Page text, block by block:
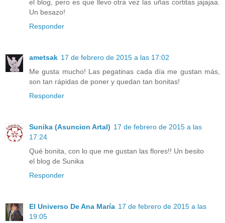
el blog, pero es que llevo otra vez las uñas cortitas jajajaa.
Un besazo!
Responder
ametsak 17 de febrero de 2015 a las 17:02
Me gusta mucho! Las pegatinas cada día me gustan más,
son tan rápidas de poner y quedan tan bonitas!
Responder
Sunika (Asuncion Artal) 17 de febrero de 2015 a las
17:24
Qué bonita, con lo que me gustan las flores!! Un besito
el blog de Sunika
Responder
El Universo De Ana María 17 de febrero de 2015 a las
19:05